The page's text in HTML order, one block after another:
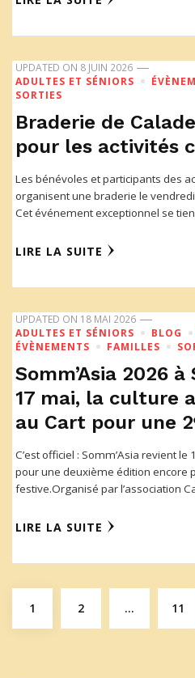
UPDATED ON 8 JUIN 2026
ADULTES ET SÉNIORS
SORTIES
Braderie de
pour les activités
Les bénévoles et participants des
organisent une braderie le
Cet événement exceptionnel se
LIRE LA SUITE
UPDATED ON 18 MAI 2026
ADULTES ET SÉNIORS
BLOG
ÉVÈNEMENTS
FAMILLES
Somm’Asia 2026
17 mai, la culture
au Cart pour une
C’est officiel : Somm’Asia revient
pour une deuxième édition encore
festive.Organisé par l’association
LIRE LA SUITE
1 2 … 11